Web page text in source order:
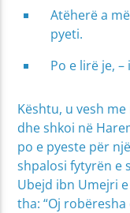
Atëherë a
pyeti.
Po e lirë je,
Kështu, u vesh
dhe shkoi në
po e pyeste për
shpalosi fytyrën e
Ubejd ibn Umejri
tha: “Oj